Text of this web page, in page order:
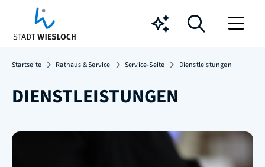
Chatbot
Startseite Rathaus & Service Service-Seite Dienstleistungen
DIENSTLEISTUNGEN